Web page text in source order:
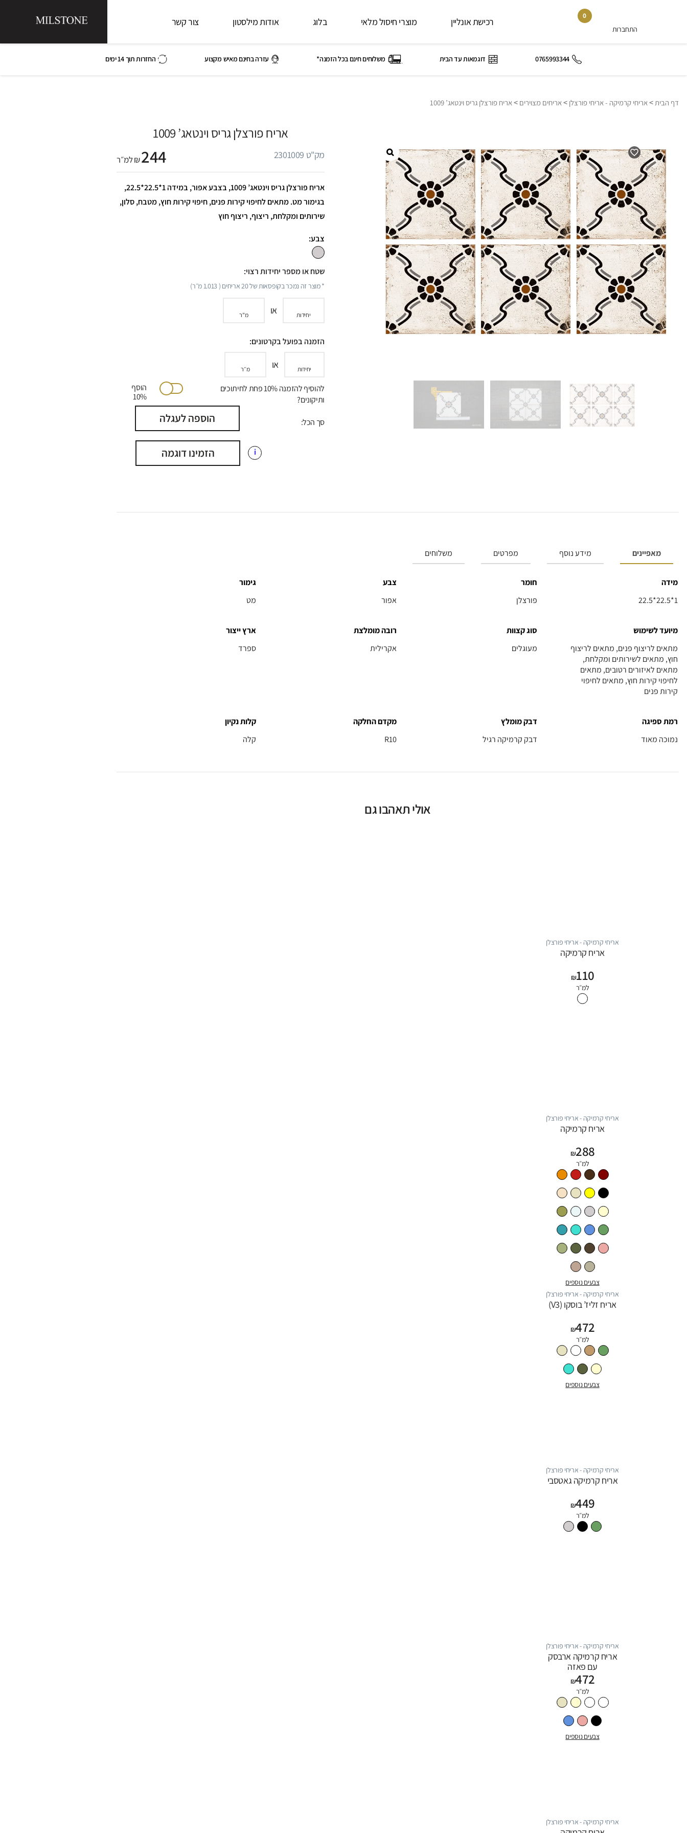
התחברות
0
רכישת אונליין מוצרי חיסול מלאי בלוג אודות מילסטון צור קשר
0765993344 דוגמאות עד הבית משלוחים חינם בכל הזמנה* עזרה בחינם מאיש מקצוע החזרות תוך 14 ימים
דף הבית>אריחי קרמיקה - אריחי פורצלן >אריחים מצוירים >אריח פורצלן גריס וינטאג’ 1009
אריח פורצלן גריס וינטאג’ 1009
מק"ט 2301009 244₪ למ״ר
אריח פורצלן גריס וינטאג’ 1009, בצבע אפור, במידה 1*22.5*22.5,
בגימור מט. מתאים לחיפוי קירות פנים, חיפוי קירות חוץ, מטבח, סלון,
שירותים ומקלחת, ריצוף, ריצוף חוץ
צבע:
שטח או מספר יחידות רצוי:
* מוצר זה נמכר בקופסאות של20אריחים ( 1.013מ״ר)
יחידות או מ"ר
הזמנה בפועל בקרטונים:
יחידות או מ״ר
להוסיף להזמנה 10% פחת לחיתוכים
ותיקונים?
הוסף
10%
סך הכל: הוספה לעגלה
הזמינו דוגמה i
מאפיינים מידע נוסף מפרטים משלוחים
מידה
22.5*22.5*1
חומר
פורצלן
צבע
אפור
גימור
מט
מיועד לשימוש
מתאים לריצוף פנים, מתאים לריצוף
חוץ, מתאים לשירותים ומקלחת,
מתאים לאיזורים רטובים, מתאים
לחיפוי קירות חוץ, מתאים לחיפוי
קירות פנים
סוג קצוות
מעוגלים
רובה מומלצת
אקרילית
ארץ ייצור
ספרד
רמת ספיגה
נמוכה מאוד
דבק מומלץ
דבק קרמיקה רגיל
מקדם החלקה
R10
קלות נקיון
קלה
אולי תאהבו גם
אריחי קרמיקה - אריחי פורצלן
אריח קרמיקה
₪110
למ״ר
אריחי קרמיקה - אריחי פורצלן
אריח קרמיקה
₪288
למ״ר
צבעים נוספים
אריחי קרמיקה - אריחי פורצלן
אריח זליז’ בוסקו (V3)
₪472
למ״ר
צבעים נוספים
אריחי קרמיקה - אריחי פורצלן
אריח קרמיקה גאטסבי
₪449
למ״ר
אריחי קרמיקה - אריחי פורצלן
אריח קרמיקה ארבסק
עם פאזה
₪472
למ״ר
צבעים נוספים
אריחי קרמיקה - אריחי פורצלן